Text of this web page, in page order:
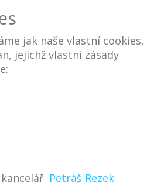
jak naše vlastní cookies,
jejichž vlastní zásady
Petráš Rezek